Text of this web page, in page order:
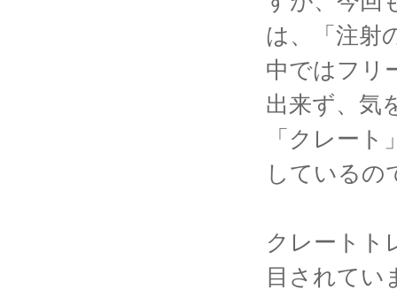
は、「注射
中ではフリ
出来ず、気
「クレー
しているの
クレートト
目されてい